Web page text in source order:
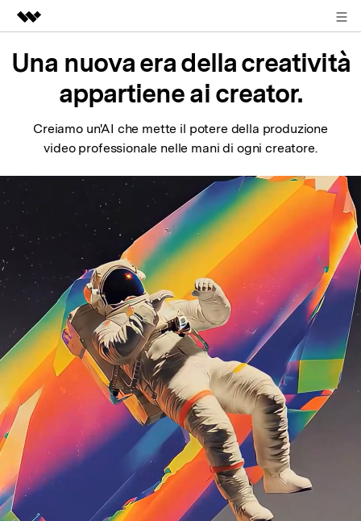
Prodotti in evidenza
Creatività digitale AIGC
Panoramica
Soluzione
Chi siamo
Sala stampa
Negozio
Supporto
Search
Una nuova era della creatività
appartiene ai creator.
Creiamo un'AI che mette il potere della produzione
video professionale nelle mani di ogni creatore.